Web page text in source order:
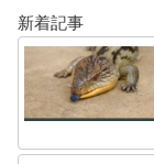
新着記事